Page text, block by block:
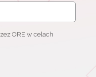
ORE w celach